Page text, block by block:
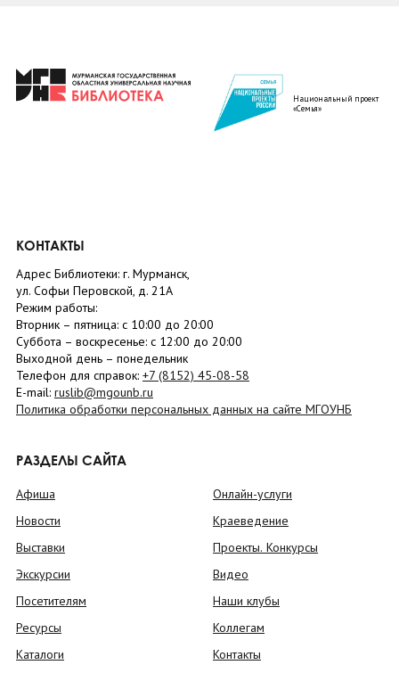
Национальный проект
«Семья»
КОНТАКТЫ
Адрес Библиотеки: г. Мурманск,
ул. Софьи Перовской, д. 21А
Режим работы:
Вторник – пятница: с 10:00 до 20:00
Суббота – воскресенье: c 12:00 до 20:00
Выходной день – понедельник
Телефон для справок: +7 (8152) 45-08-58
E-mail: ruslib@mgounb.ru
Политика обработки персональных данных на сайте МГОУНБ
РАЗДЕЛЫ САЙТА
Афиша
Новости
Выставки
Экскурсии
Посетителям
Ресурсы
Каталоги
Онлайн-услуги
Краеведение
Проекты. Конкурсы
Видео
Наши клубы
Коллегам
Контакты